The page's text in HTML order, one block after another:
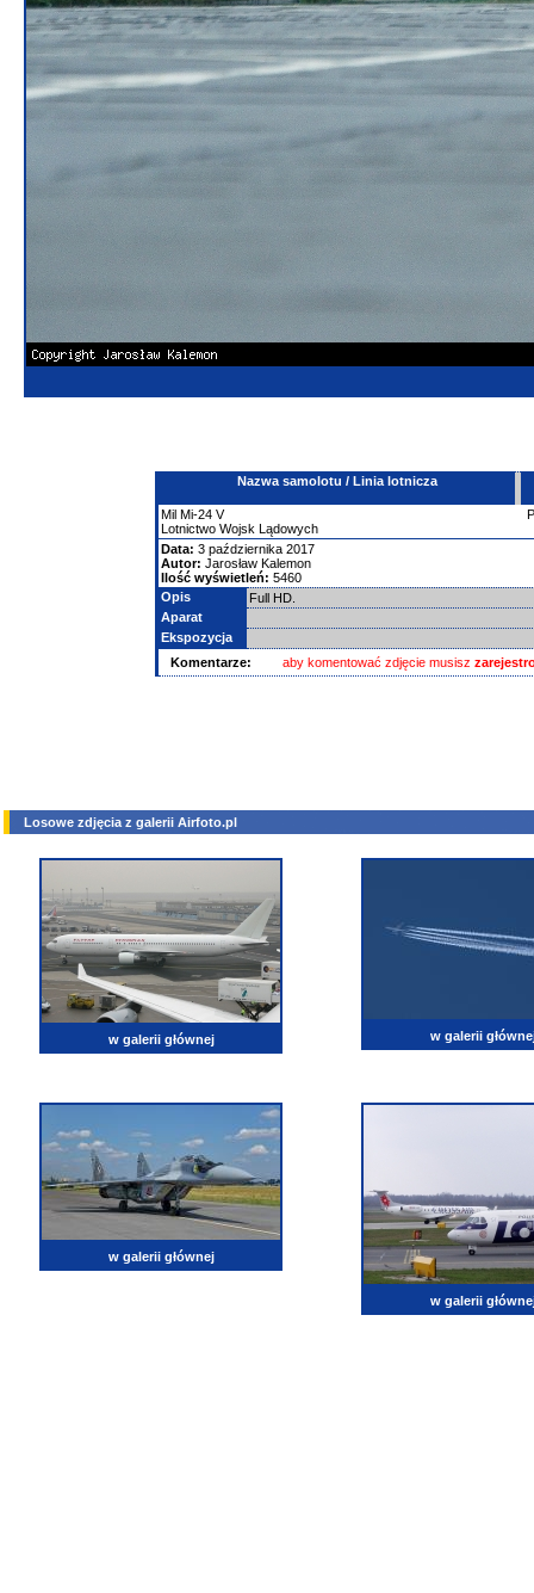
Nazwa samolotu / Linia lotnicza
Mil Mi-24 V
Lotnictwo Wojsk Lądowych
Data: 3 października 2017
Autor: Jarosław Kalemon
Ilość wyświetleń: 5460
Opis
Full HD.
Aparat
Ekspozycja
Komentarze:
aby komentować zdjęcie musisz
Losowe zdjęcia z galerii Airfoto.pl
w galerii głównej w galerii
w galerii głównej
w galerii